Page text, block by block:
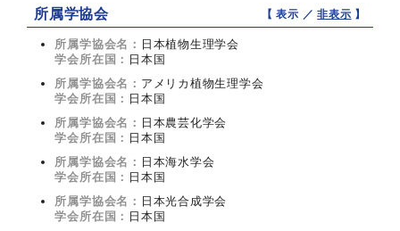
所属学協会 【 表示 ／非表示 】
所属学協会名： 日本植物生理学会
学会所在国： 日本国
所属学協会名： アメリカ植物生理学会
学会所在国： 日本国
所属学協会名： 日本農芸化学会
学会所在国： 日本国
所属学協会名： 日本海水学会
学会所在国： 日本国
所属学協会名： 日本光合成学会
学会所在国： 日本国